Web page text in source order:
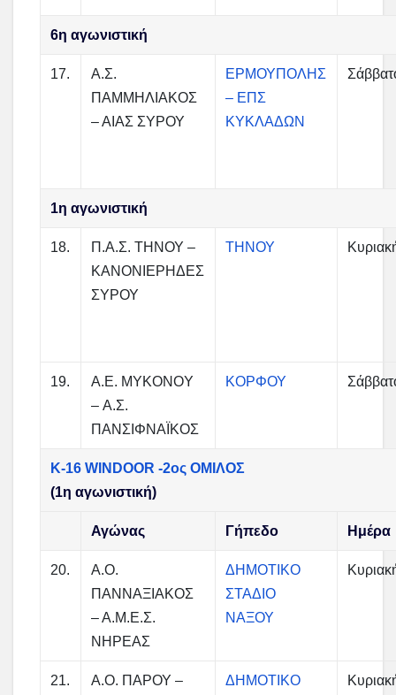
6η αγωνιστική
17.
Α.Σ.
ΠΑΜΜΗΛΙΑΚΟΣ
– ΑΙΑΣ ΣΥΡΟΥ
ΕΡΜΟΥΠΟΛΗΣ
– ΕΠΣ
ΚΥΚΛΑΔΩΝ
1η αγωνιστική
18.
Π.Α.Σ. ΤΗΝΟΥ –
ΚΑΝΟΝΙΕΡΗΔΕΣ
ΣΥΡΟΥ
ΤΗΝΟΥ
19.
A.E. MYKONOY
– Α.Σ.
ΠΑΝΣΙΦΝΑΪΚΟΣ
ΚΟΡΦΟΥ
Κ-16 WINDOOR -2ος ΟΜΙΛΟΣ
(1η αγωνιστική)
Αγώνας Γήπεδο Ημέρα
20.
Α.Ο.
ΠΑΝΝΑΞΙΑΚΟΣ
– Α.Μ.Ε.Σ.
ΝΗΡΕΑΣ
ΔΗΜΟΤΙΚΟ
ΣΤΑΔΙΟ
ΝΑΞΟΥ
21.
Α.Ο. ΠΑΡΟΥ –
ΔΗΜΟΤΙΚΟ